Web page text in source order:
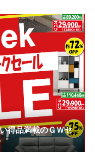
得品満載のＧＷセ